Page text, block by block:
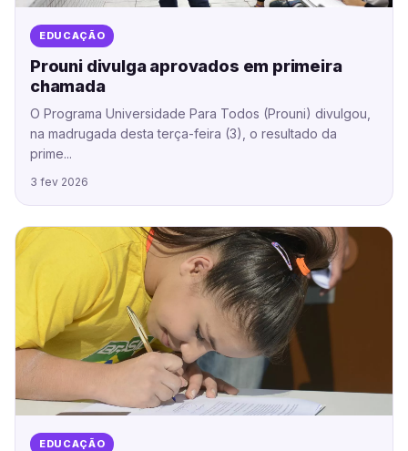
EDUCAÇÃO
Prouni divulga aprovados em primeira
chamada
O Programa Universidade Para Todos (Prouni) divulgou,
na madrugada desta terça-feira (3), o resultado da
prime...
3 fev 2026
EDUCAÇÃO